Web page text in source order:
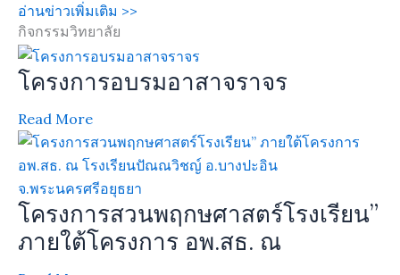
อ่านข่าวเพิ่มเติม >>
กิจกรรมวิทยาลัย
โครงการอบรมอาสาจราจร
Read More
โครงการสวนพฤกษศาสตร์โรงเรียน”
ภายใต้โครงการ อพ.สธ. ณ